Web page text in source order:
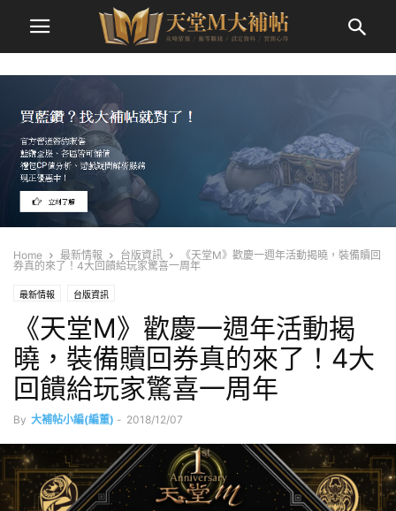
Home 最新情報 台版資訊
《天堂M》歡慶一週年活動揭曉，裝備贖回
券真的來了！4大回饋給玩家驚喜一周年
最新情報 台版資訊
《天堂M》歡慶一週年活動揭
曉，裝備贖回券真的來了！4大
回饋給玩家驚喜一周年
By 大補帖小編(編董) - 2018/12/07